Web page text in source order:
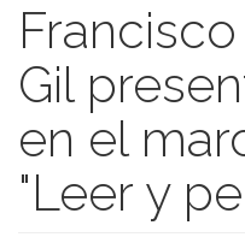
Gil
en el
"Leer y